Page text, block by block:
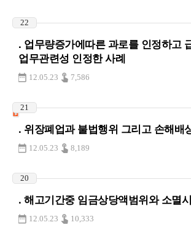
22
. 업무량증가에따른 과로를 인정하고
업무관련성 인정한 사례
12.05.23 7,586
21
. 위장폐업과 불법행위 그리고 손해배
12.05.23 8,189
20
. 해고기간중 임금상당액범위와 소멸
12.05.23 10,333